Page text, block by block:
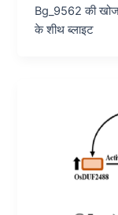
Bg_9562 की खोज
के शीथ ब्लाइट